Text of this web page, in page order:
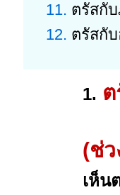
11. ตรัสกั
12. ตรัสกั
1.
(ช่ว
เห็น